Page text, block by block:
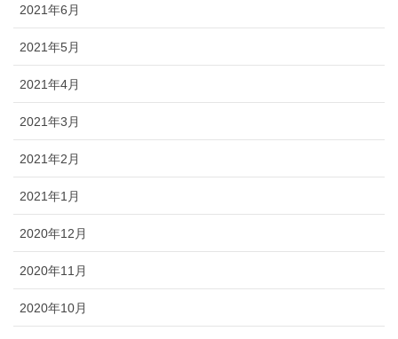
2021年6月
2021年5月
2021年4月
2021年3月
2021年2月
2021年1月
2020年12月
2020年11月
2020年10月